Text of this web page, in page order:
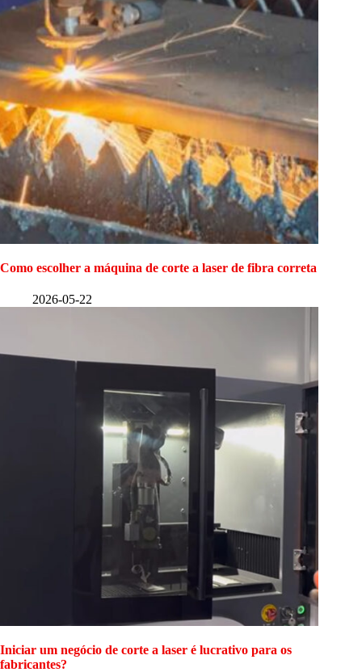
Como escolher a máquina de corte a laser de fibra correta
2026-05-22
Iniciar um negócio de corte a laser é lucrativo para os
fabricantes?